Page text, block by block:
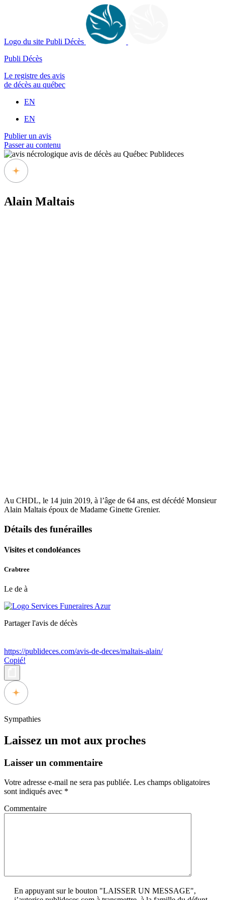
Logo du site Publi Décès
Publi Décès
Le registre des avis
de décès au québec
EN
EN
Publier un avis
Passer au contenu
Alain Maltais
Au CHDL, le 14 juin 2019, à l’âge de 64 ans, est décédé Monsieur
Alain Maltais époux de Madame Ginette Grenier.
Détails des funérailles
Visites et condoléances
Crabtree
Le de à
Partager l'avis de décès
https://publideces.com/avis-de-deces/maltais-alain/
Copié!
Sympathies
Laissez un mot aux proches
Laisser un commentaire
Votre adresse e-mail ne sera pas publiée. Les champs obligatoires
sont indiqués avec *
Commentaire
En appuyant sur le bouton "LAISSER UN MESSAGE",